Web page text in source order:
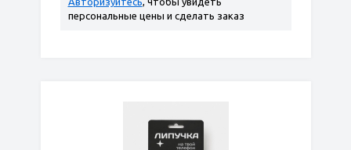
персональные цены и сделать заказ